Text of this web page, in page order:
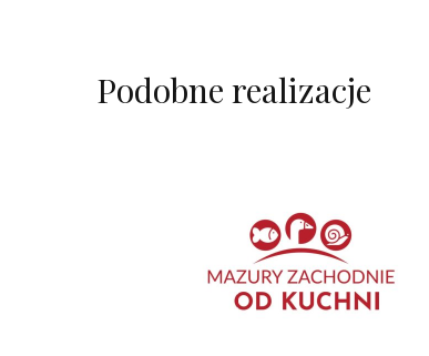
Podobne realizacje